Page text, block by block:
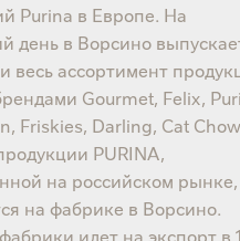
Purina в Европе. На
день в Ворсино
весь ассортимент
Gourmet, Felix,
Friskies, Darling, Cat
PURINA,
на российском рынке,
на фабрике в Ворсино.
идет на экспорт в